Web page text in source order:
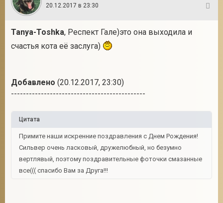
20.12.2017 в 23:30
Tanya-Toshka, Респект Гале)это она выходила и
счастья кота её заслуга)
Добавлено (20.12.2017, 23:30)
---------------------------------------------
Цитата
Примите наши искренние поздравления с Днем Рождения!
Сильвер очень ласковый, дружелюбный, но безумно
вертлявый, поэтому поздравительные фоточки смазанные
все((( спасибо Вам за Друга!!!